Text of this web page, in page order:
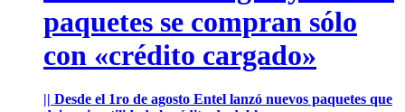
paquetes se compran sólo
con «crédito cargado»
|| Desde el 1ro de agosto Entel lanzó nuevos paquetes que